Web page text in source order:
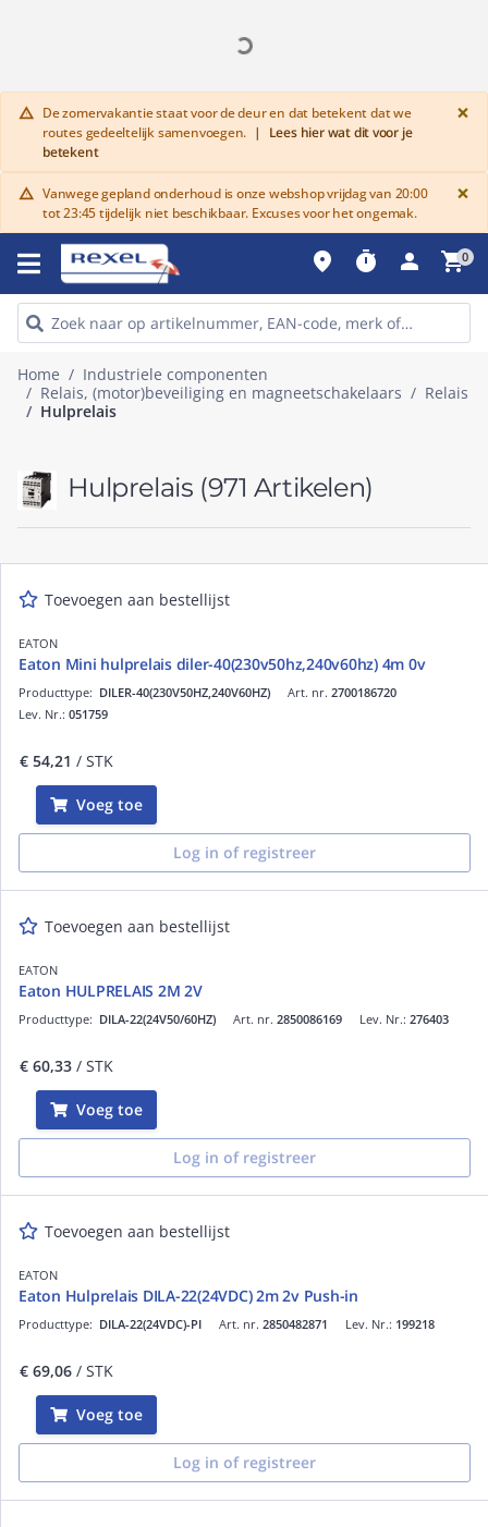
warning De zomervakantie staat voor de deur en dat betekent dat we
routes gedeeltelijk samenvoegen. |
Lees hier wat dit voor je
betekent
×
warning Vanwege gepland onderhoud is onze webshop vrijdag van 20:00
tot 23:45 tijdelijk niet beschikbaar. Excuses voor het ongemak.
×
place timer person shopping_cart0
Home
Industriele componenten
Relais, (motor)beveiliging en magneetschakelaars
Relais
Hulprelais
Hulprelais (971 Artikelen)
Toevoegen aan bestellijst
EATON
Eaton Mini hulprelais diler-40(230v50hz,240v60hz) 4m 0v
Art. nr. 2700186720
Producttype: DILER-40(230V50HZ,240V60HZ)
Lev. Nr.: 051759
€ 54,21 / STK
Voeg toe
Log in of registreer
Toevoegen aan bestellijst
EATON
Eaton HULPRELAIS 2M 2V
Art. nr. 2850086169
Producttype: DILA-22(24V50/60HZ) Lev. Nr.: 276403
€ 60,33 / STK
Voeg toe
Log in of registreer
Toevoegen aan bestellijst
EATON
Eaton Hulprelais DILA-22(24VDC) 2m 2v Push-in
Art. nr. 2850482871
Producttype: DILA-22(24VDC)-PI Lev. Nr.: 199218
€ 69,06 / STK
Voeg toe
Log in of registreer